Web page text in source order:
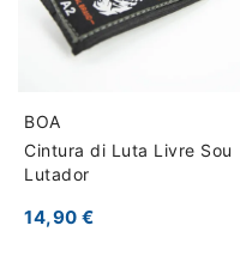
BOA
Cintura di Luta Livre Sou
Lutador
14,90 €